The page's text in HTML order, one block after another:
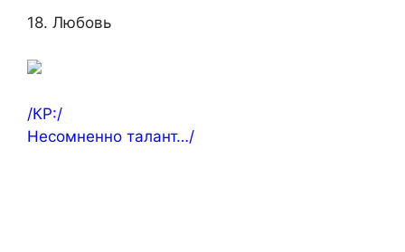
18. Любовь
/КР:/
Несомненно талант…/